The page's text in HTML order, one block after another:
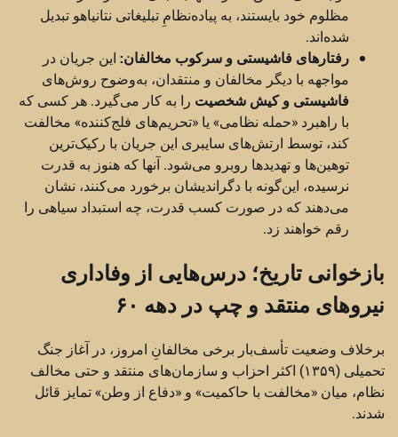
مظلوم خود بایستند، به پیاده‌نظامِ تبلیغاتی نتانیاهو تبدیل
شده‌اند.
رفتارهای فاشیستی و سرکوب مخالفان: این جریان در
مواجهه با دیگر مخالفان و منتقدان، به‌وضوح روش‌های
فاشیستی و کیش شخصیت را به کار می‌گیرد. هر کسی که
با راهبرد «حمله نظامی» یا «تحریم‌های فلج‌کننده» مخالفت
کند، توسط ارتش‌های سایبری این جریان با رکیک‌ترین
توهین‌ها و تهدیدها روبرو می‌شود. آنها که هنوز به قدرت
نرسیده، این‌گونه با دگراندیشان برخورد می‌کنند، نشان
می‌دهند که در صورت کسب قدرت، چه استبداد سیاهی را
رقم خواهند زد.
بازخوانی تاریخ؛ درس‌هایی از وفاداری
نیروهای منتقد و چپ در دهه ۶۰
برخلاف وضعیت تأسف‌بار برخی مخالفانِ امروز، در آغاز جنگ
تحمیلی (۱۳۵۹) اکثر احزاب و سازمان‌های منتقد و حتی مخالف
نظام، میان «مخالفت با حاکمیت» و «دفاع از وطن» تمایز قائل
شدند.